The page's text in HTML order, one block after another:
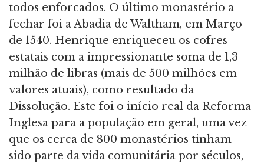
todos enforcados. O último monastério a
fechar foi a Abadia de Waltham, em Março
de 1540. Henrique enriqueceu os cofres
estatais com a impressionante soma de 1,3
milhão de libras (mais de 500 milhões em
valores atuais), como resultado da
Dissolução. Este foi o início real da Reforma
Inglesa para a população em geral, uma vez
que os cerca de 800 monastérios tinham
sido parte da vida comunitária por séculos,